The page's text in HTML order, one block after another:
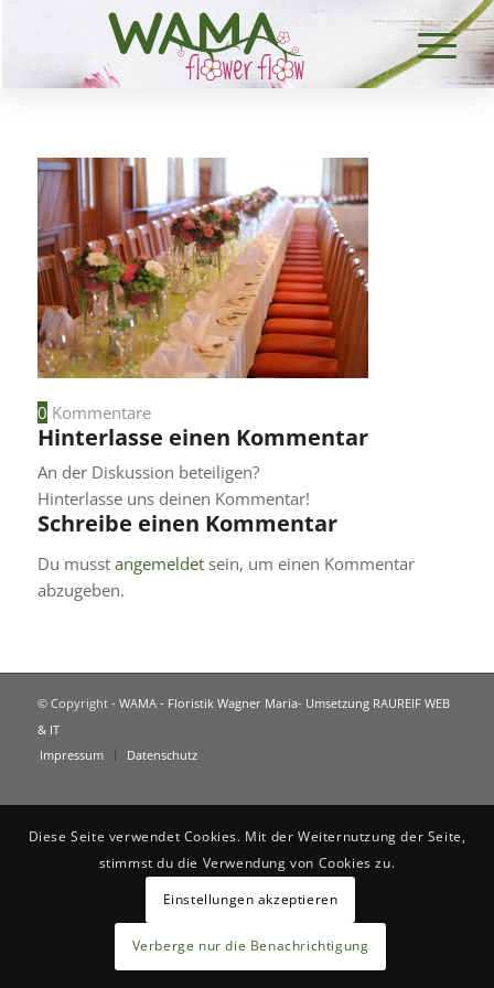
0 Kommentare
Hinterlasse einen Kommentar
An der Diskussion beteiligen?
Hinterlasse uns deinen Kommentar!
Schreibe einen Kommentar
Du musst angemeldetsein, um einen Kommentar
abzugeben.
© Copyright - WAMA - Floristik Wagner Maria- Umsetzung RAUREIF WEB
& IT
Impressum
Datenschutz
Diese Seite verwendet Cookies. Mit der Weiternutzung der Seite,
stimmst du die Verwendung von Cookies zu.
Einstellungen akzeptieren
Verberge nur die Benachrichtigung